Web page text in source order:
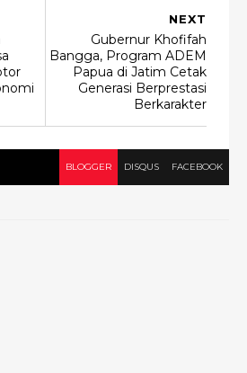
NEXT
Gubernur Khofifah
Bangga, Program ADEM
Papua di Jatim Cetak
Generasi Berprestasi
Berkarakter
BLOGGER DISQUS FACEBOOK